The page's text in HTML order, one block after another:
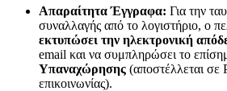
Απαραίτητα Έγγραφα: Για την
συναλλαγής από το λογιστήριο, ο
εκτυπώσει την ηλεκτρονική
email και να συμπληρώσει το
Υπαναχώρησης (αποστέλλεται σε
επικοινωνίας).